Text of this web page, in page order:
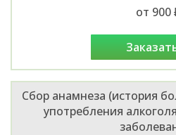
от 900
Сбор анамнеза (история
употребления